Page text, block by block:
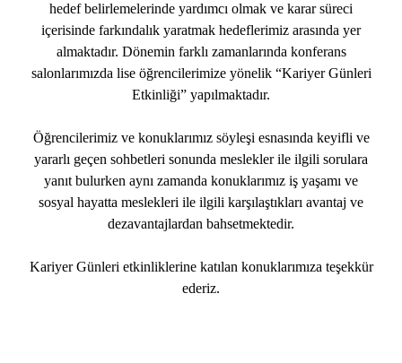
hedef belirlemelerinde yardımcı olmak ve karar süreci
içerisinde farkındalık yaratmak hedeflerimiz arasında yer
almaktadır. Dönemin farklı zamanlarında konferans
salonlarımızda lise öğrencilerimize yönelik “Kariyer Günleri
Etkinliği” yapılmaktadır.
Öğrencilerimiz ve konuklarımız söyleşi esnasında keyifli ve
yararlı geçen sohbetleri sonunda meslekler ile ilgili sorulara
yanıt bulurken aynı zamanda konuklarımız iş yaşamı ve
sosyal hayatta meslekleri ile ilgili karşılaştıkları avantaj ve
dezavantajlardan bahsetmektedir.
Kariyer Günleri etkinliklerine katılan konuklarımıza teşekkür
ederiz.